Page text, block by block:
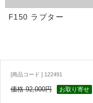
F150 ラプター
[商品コード ] 122491
価格 92,000円 お取り寄せ